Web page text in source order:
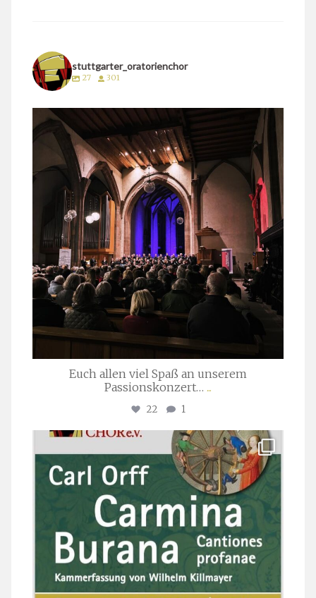
stuttgarter_oratorienchor
27 301
stuttgarter_oratorienchor
März 24
Euch allen viel Spaß an unserem
Passionskonzert… ...
22 1
stuttgarter_oratorienchor
Juli 22